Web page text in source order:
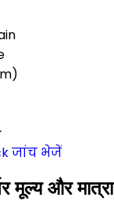
जांच भेजें
मूल्य और मात्रा